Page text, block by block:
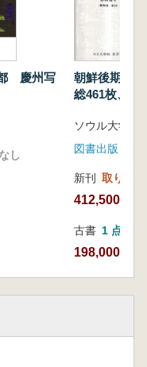
慶州写
し
朝鮮後期地
総461枚、解
ソウル大学校
図書出版 民
新刊 取り寄せ
412,500円
古書 1 点
198,000 円